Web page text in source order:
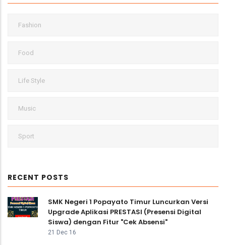
Fashion
Food
Life Style
Music
Sport
RECENT POSTS
SMK Negeri 1 Popayato Timur Luncurkan Versi
Upgrade Aplikasi PRESTASI (Presensi Digital
Siswa) dengan Fitur "Cek Absensi"
21 Dec 16